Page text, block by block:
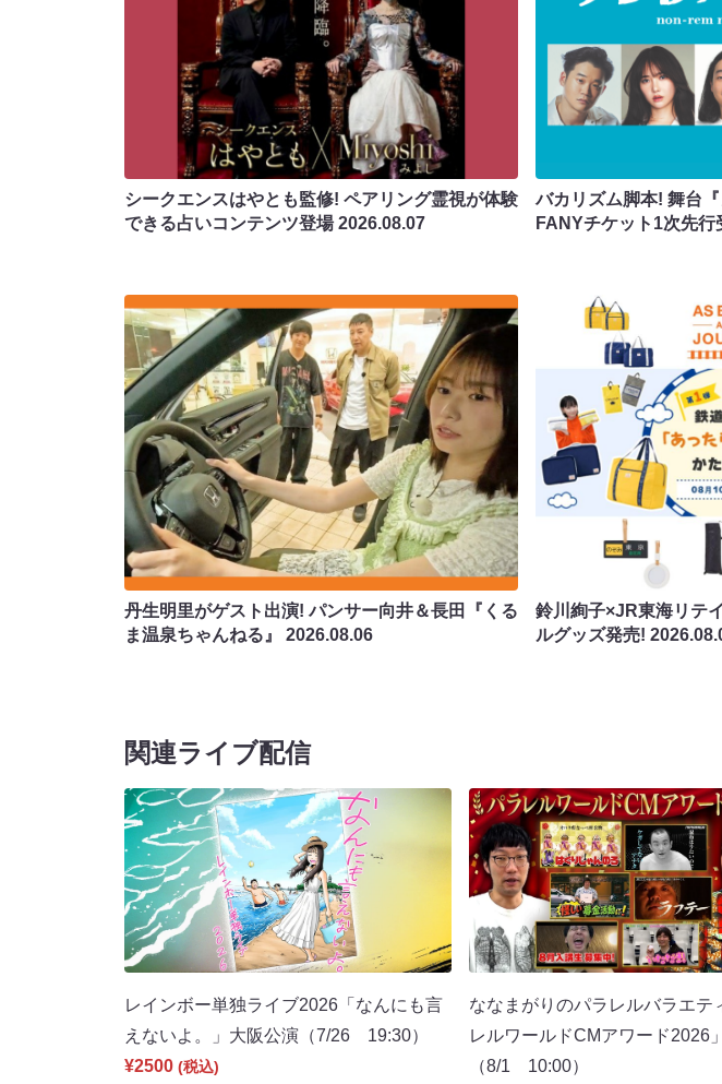
シークエンスはやとも監修! ペアリング霊視が体験
できる占いコンテンツ登場2026.08.07
バカリズム脚本! 舞台
FANYチケット1次先
丹生明里がゲスト出演! パンサー向井＆長田『くる
ま温泉ちゃんねる』 2026.08.06
鈴川絢子×JR東海リテ
ルグッズ発売!
関連ライブ配信
レインボー単独ライブ2026「なんにも言
えないよ。」大阪公演（7/26 19:30）
¥2500 (税込)
ななまがりのパラレルバラエテ
レルワールドCMアワード2026
（8/1 10:00）